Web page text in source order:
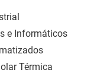
e Informáticos
Térmica